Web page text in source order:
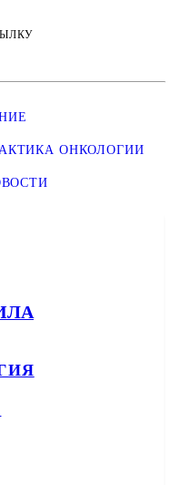
ОНКОЛОГИИ